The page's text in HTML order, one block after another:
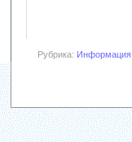
Рубрика: Информация